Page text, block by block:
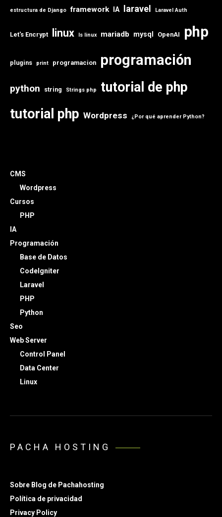
estructura de Django framework IA laravel Laravel Auth
Let's Encrypt linux ls linux mariadb mysql OpenAI php
plugins print programacion programación
python string Strings php
tutorial de php
tutorial php Wordpress ¿Por qué aprender Python?
CMS
Wordpress
Cursos
PHP
IA
Programación
Base de Datos
CodeIgniter
Laravel
PHP
Python
Seo
Web Server
Control Panel
Data Center
Linux
PACHA HOSTING
Sobre Blog de Pachahosting
Política de privacidad
Privacy Policy